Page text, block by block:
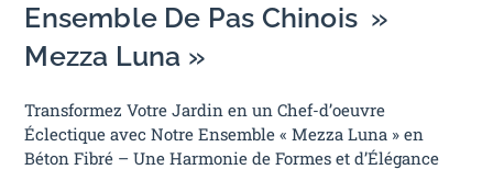
Ensemble De Pas Chinois »
Mezza Luna »
Transformez Votre Jardin en un Chef-d’oeuvre
Éclectique avec Notre Ensemble « Mezza Luna » en
Béton Fibré – Une Harmonie de Formes et d’Élégance